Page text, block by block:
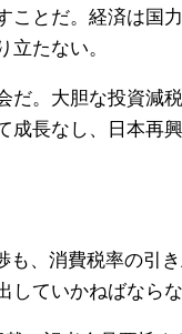
ことだ。経済は国
たない。
だ。大胆な投資減
成長なし、日本再
も、消費税率の引
ていかねばならな